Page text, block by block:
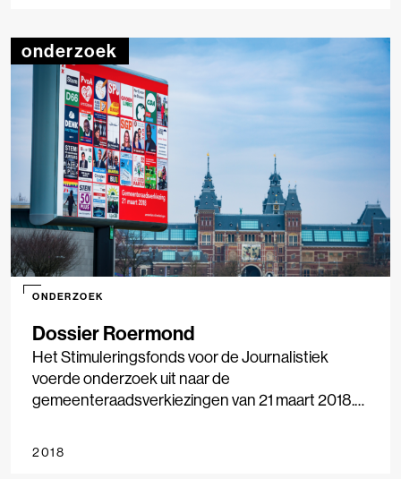
die lokale media spelen bij de verkiezingen, hoe
lokaal nieuws wordt geconsumeerd en in
hoeverre media(gebruik) van invloed is op
stemgedrag. Het onderzoek is uitgevoerd in
samenwerking met LJS Nieuwsmonitor, Vrije
Universiteit Amsterdam en Hogeschool
Windesheim.
onderzoek
Dossier Roermond
ONDERZOEK
Het Stimuleringsfonds voor de Journalistiek
voerde onderzoek uit naar de
gemeenteraadsverkiezingen van 21 maart 2018.
Amsterdam tot Smallingerland, waarbij we keken
2018